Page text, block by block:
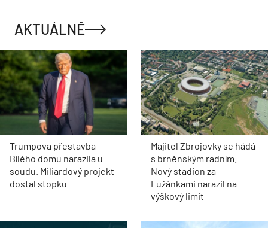
AKTUÁLNĚ
Trumpova přestavba
Bílého domu narazila u
soudu. Miliardový projekt
dostal stopku
Majitel Zbrojovky se hádá
s brněnským radním.
Nový stadion za
Lužánkami narazil na
výškový limit